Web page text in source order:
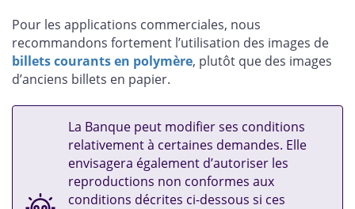
Pour les applications commerciales, nous
recommandons fortement l’utilisation des images de
billets courants en polymère, plutôt que des images
d’anciens billets en papier.
La Banque peut modifier ses conditions
relativement à certaines demandes. Elle
envisagera également d’autoriser les
reproductions non conformes aux
conditions décrites ci-dessous si ces